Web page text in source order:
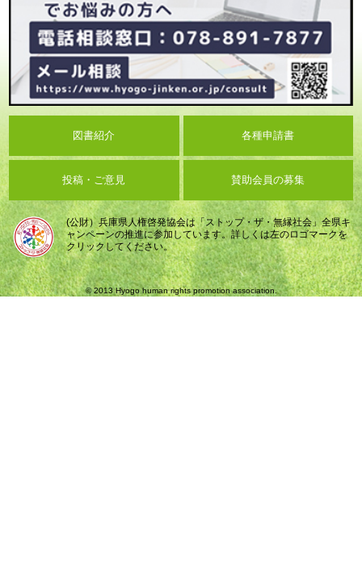
図書紹介 各種申請書
投稿・ご意見 賛助会員の募集
(公財）兵庫県人権啓発協会は「ストップ・ザ・無縁社会」全県キ
ャンペーンの推進に参加しています。詳しくは左のロゴマークを
クリックしてください。
© 2013 Hyogo human rights promotion association.